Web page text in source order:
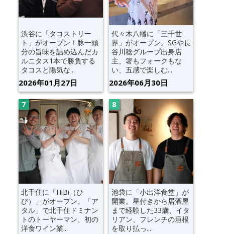
渋谷に「タコストリー
ト」がオープン！豚一頭
分の旨味を詰め込んだカ
ルニタス1本で勝負する
タコスと陽気な...
2026年01月27日
代々木八幡に「三千世
界」がオープン。SGや長
谷川稔グループ出身店
主、箸もフォークもな
い、五感で楽しむ...
2026年06月30日
北千住に「HiBi（ひ
び）」がオープン。「ア
タル」で北千住ドミナン
トのトーヤーマン、初の
洋食ワイン業...
池袋に「小出洋食堂」が
開業。星付きから居酒屋
まで経験した33歳、イタ
リアン、フレンチの垣根
を取り払っ...